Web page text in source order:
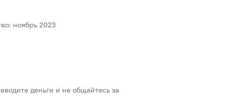
ноябрь 2023
деньги и не общайтесь за